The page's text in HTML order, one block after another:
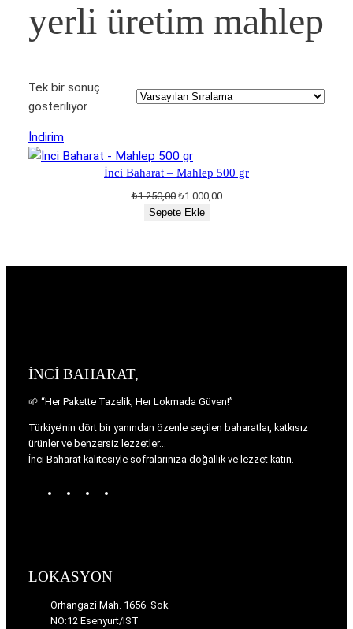
yerli üretim mahlep
Tek bir sonuç
gösteriliyor
İndirimİndirimdeki
ürün
İnci Baharat – Mahlep 500 gr
₺1.250,00 Orijinal
fiyat:
₺1.000,00Şu
Sepete Ekle
İNCİ BAHARAT,
🌱 “Her Pakette Tazelik, Her Lokmada Güven!”
Türkiye’nin dört bir yanından özenle seçilen baharatlar, katkısız
ürünler ve benzersiz lezzetler…
İnci Baharat kalitesiyle sofralarınıza doğallık ve lezzet katın.
e
s
m
LOKASYON
Orhangazi Mah. 1656. Sok.
NO:12 Esenyurt/İST